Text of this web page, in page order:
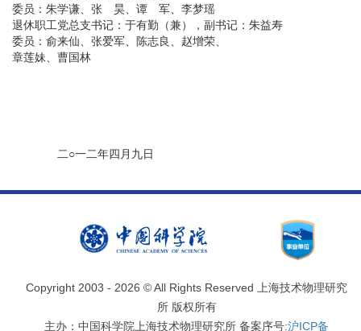
委员：朱学谦、张 昊、谭 军、李梦瑶
退休职工党总支书记：于有勤（兼），副书记：朱益寿
委员：俞来仙、张爱军、陈志良、赵增荣、
章莲妹、曹国林
二○一二年四月九日
Copyright 2003 - 2026 © All Rights Reserved 上海技术物理研究
所 版权所有
主办：中国科学院上海技术物理研究所 备案序号:沪ICP备